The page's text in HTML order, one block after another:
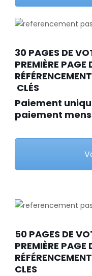
30 PAGES DE
PREMIÈRE PAGE
CLÉS
Paiement
paiement
50 PAGES DE
PREMIÈRE PAGE
CLES